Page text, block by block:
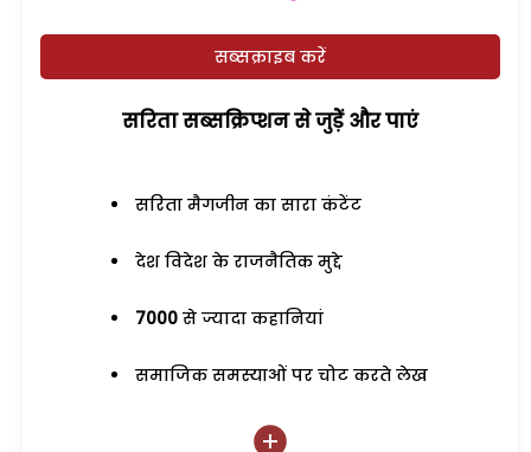
सब्सक्राइब करें
सरिता सब्सक्रिप्शन से जुड़ेें और पाएं
सरिता मैगजीन का सारा कंटेंट
देश विदेश के राजनैतिक मुद्दे
7000 से ज्यादा कहानियां
समाजिक समस्याओं पर चोट करते लेख